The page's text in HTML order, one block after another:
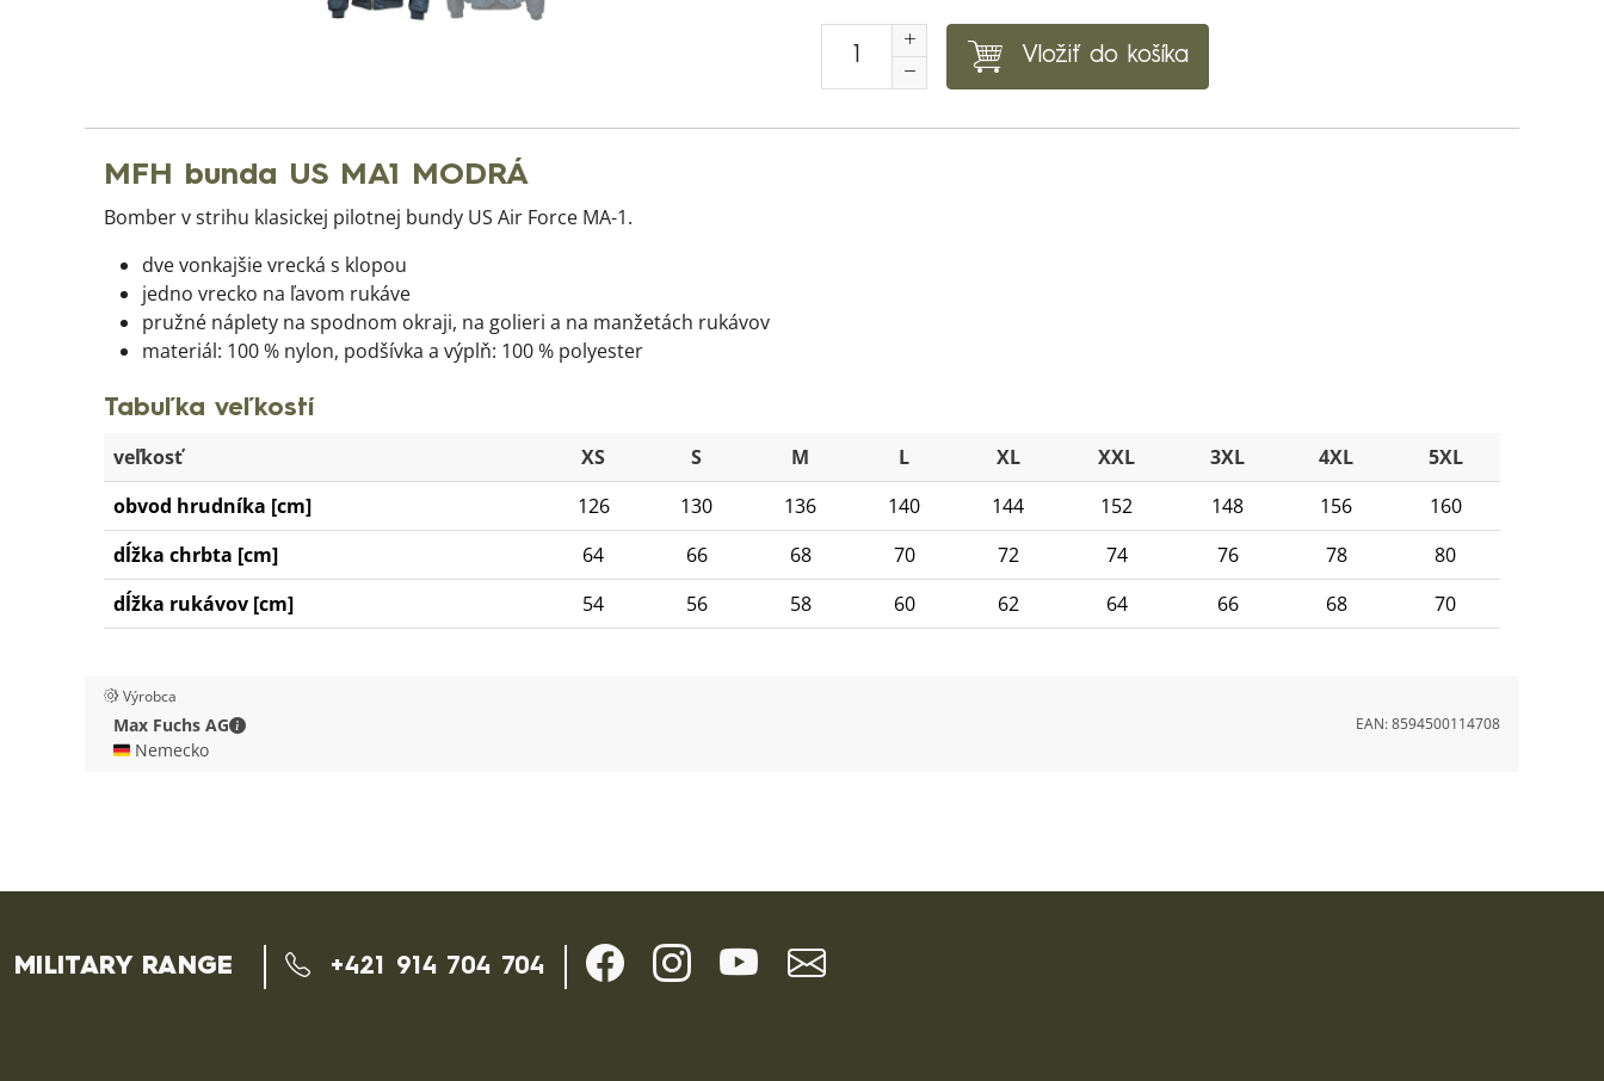
Vložiť do košíka
MFH bunda US MA1 MODRÁ
Bomber v strihu klasickej pilotnej bundy US Air Force MA-1.
dve vonkajšie vrecká s klopou
jedno vrecko na ľavom rukáve
pružné náplety na spodnom okraji, na golieri a na manžetách rukávov
materiál: 100 % nylon, podšívka a výplň: 100 % polyester
Tabuľka veľkostí
veľkosť XS S M L XL XXL 3XL 4XL
5XL
obvod hrudníka [cm]
126 130 136 140 144 152 148 156
160
dĺžka chrbta [cm]
64 66 68 70 72 74 76 78
80
dĺžka rukávov [cm]
54 56 58 60 62 64 66 68 70
Výrobca
Max Fuchs AG
Max Fuchs AG - Kontaktné údaje
🇩🇪 Nemecko
EAN:8594500114708
MILITARY RANGE +421 914 704 704